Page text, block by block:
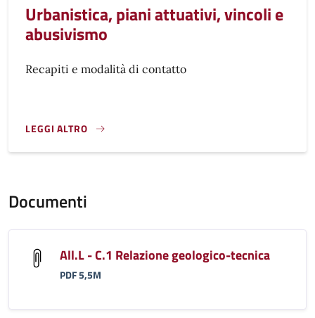
Urbanistica, piani attuativi, vincoli e
abusivismo
Recapiti e modalità di contatto
LEGGI ALTRO
}
Documenti
All.L - C.1 Relazione geologico-tecnica
PDF 5,5M